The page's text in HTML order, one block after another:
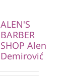
ALEN'S
BARBER
SHOP Alen
Demirović